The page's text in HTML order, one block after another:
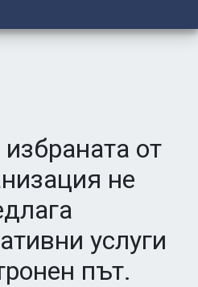
от
не
услуги
път.